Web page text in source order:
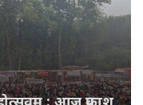
: आज प्रकाश